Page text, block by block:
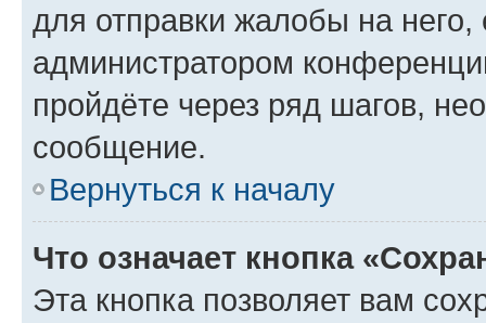
для отправки жалобы на
администратором
пройдёте через ряд шагов,
сообщение.
Вернуться к началу
Что означает кнопка
Эта кнопка позволяет вам